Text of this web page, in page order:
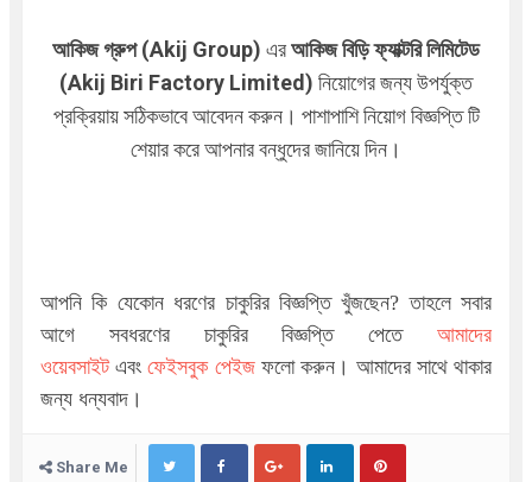
আকিজ গ্রুপ (Akij Group) এরআকিজ বিড়ি ফ্যাক্টরি লিমিটেড
(Akij Biri Factory Limited) নিয়োগের জন্য উপর্যুক্ত
প্রক্রিয়ায় সঠিকভাবে আবেদন করুন। পাশাপাশি নিয়োগ বিজ্ঞপ্তি টি
শেয়ার করে আপনার বন্ধুদের জানিয়ে দিন।
আপনি কি যেকোন ধরণের চাকুরির বিজ্ঞপ্তি খুঁজছেন?তাহলে সবার
আগে সবধরণের চাকুরির বিজ্ঞপ্তি পেতে
আমাদের
ওয়েবসাইট এবংফেইসবুক পেইজফলো করুন। আমাদের সাথে থাকার
জন্য ধন্যবাদ।
Share Me